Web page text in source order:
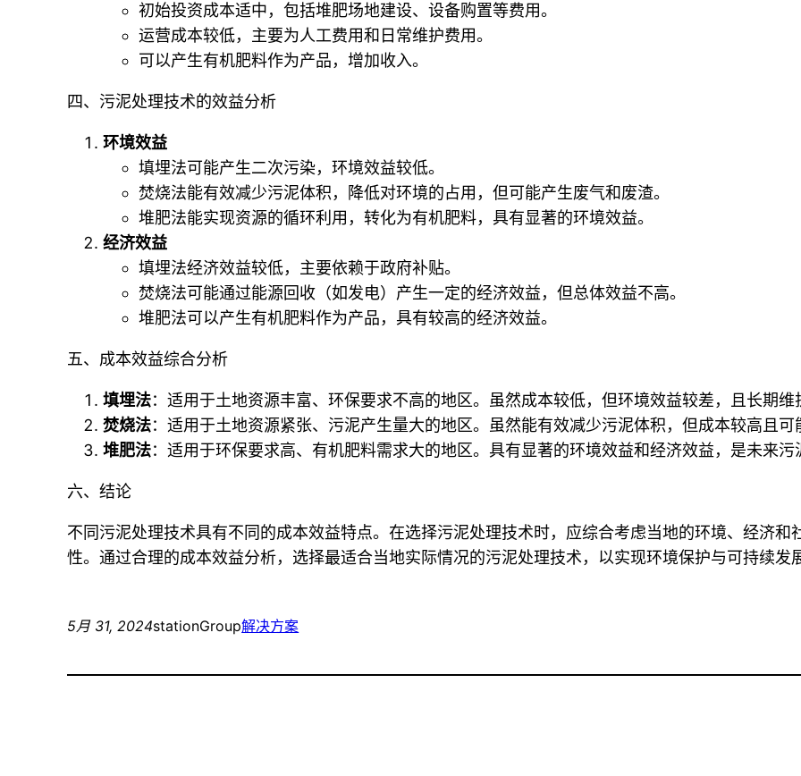
初始投资成本适中，包括堆肥场地建设、设备购置等费用。
运营成本较低，主要为人工费用和日常维护费用。
可以产生有机肥料作为产品，增加收入。
四、污泥处理技术的效益分析
环境效益
填埋法可能产生二次污染，环境效益较低。
焚烧法能有效减少污泥体积，降低对环境的占用，但可能产生废气和废渣。
堆肥法能实现资源的循环利用，转化为有机肥料，具有显著的环境效益。
经济效益
填埋法经济效益较低，主要依赖于政府补贴。
焚烧法可能通过能源回收（如发电）产生一定的经济效益，但总体效益不高。
堆肥法可以产生有机肥料作为产品，具有较高的经济效益。
五、成本效益综合分析
填埋法：适用于土地资源丰富、环保要求不高的地区。虽然成本较低，但环境效益较差，且长期
焚烧法：适用于土地资源紧张、污泥产生量大的地区。虽然能有效减少污泥体积，但成本较高且
堆肥法：适用于环保要求高、有机肥料需求大的地区。具有显著的环境效益和经济效益，是未来
六、结论
不同污泥处理技术具有不同的成本效益特点。在选择污泥处理技术时，应综合考虑当地的环境、经济
性。通过合理的成本效益分析，选择最适合当地实际情况的污泥处理技术，以实现环境保护与可持续发
5月 31, 2024stationGroup解决方案